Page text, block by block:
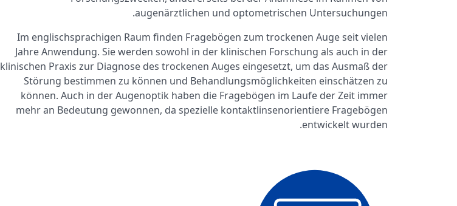
augenärztlichen und optometrischen Untersuchungen.
Im englischsprachigen Raum finden Fragebögen zum trockenen Auge seit vielen
Jahre Anwendung. Sie werden sowohl in der klinischen Forschung als auch in der
klinischen Praxis zur Diagnose des trockenen Auges eingesetzt, um das Ausmaß der
Störung bestimmen zu können und Behandlungsmöglichkeiten einschätzen zu
können. Auch in der Augenoptik haben die Fragebögen im Laufe der Zeit immer
mehr an Bedeutung gewonnen, da spezielle kontaktlinsenorientiere Fragebögen
entwickelt wurden.